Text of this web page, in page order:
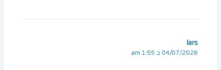
lars
04/07/2026 ב 1:55 am